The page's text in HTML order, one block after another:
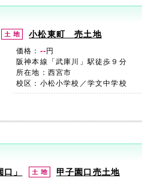
小松東町 売土地
価格： -- 円
阪神本線「武庫川」駅徒歩９分
所在地：西宮市
校区：小松小学校／学文中学校
」 甲子園口売土地